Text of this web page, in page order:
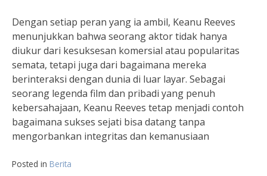
Dengan setiap peran yang ia ambil, Keanu Reeves
menunjukkan bahwa seorang aktor tidak hanya
diukur dari kesuksesan komersial atau popularitas
semata, tetapi juga dari bagaimana mereka
berinteraksi dengan dunia di luar layar. Sebagai
seorang legenda film dan pribadi yang penuh
kebersahajaan, Keanu Reeves tetap menjadi contoh
bagaimana sukses sejati bisa datang tanpa
mengorbankan integritas dan kemanusiaan
Posted in Berita